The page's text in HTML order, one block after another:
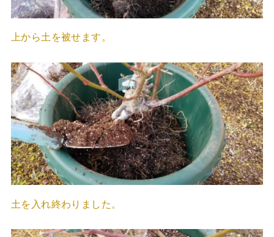
上から土を被せます。
土を入れ終わりました。